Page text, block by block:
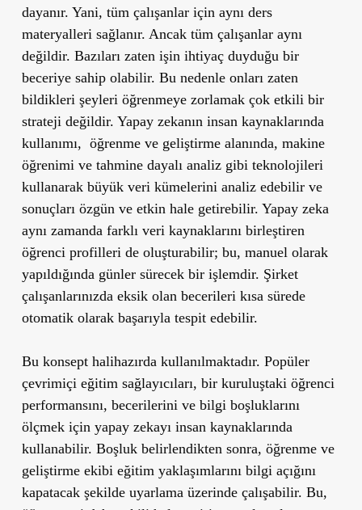
dayanır. Yani, tüm çalışanlar için aynı ders
materyalleri sağlanır. Ancak tüm çalışanlar aynı
değildir. Bazıları zaten işin ihtiyaç duyduğu bir
beceriye sahip olabilir. Bu nedenle onları zaten
bildikleri şeyleri öğrenmeye zorlamak çok etkili bir
strateji değildir. Yapay zekanın insan kaynaklarında
kullanımı, öğrenme ve geliştirme alanında, makine
öğrenimi ve tahmine dayalı analiz gibi teknolojileri
kullanarak büyük veri kümelerini analiz edebilir ve
sonuçları özgün ve etkin hale getirebilir. Yapay zeka
aynı zamanda farklı veri kaynaklarını birleştiren
öğrenci profilleri de oluşturabilir; bu, manuel olarak
yapıldığında günler sürecek bir işlemdir. Şirket
çalışanlarınızda eksik olan becerileri kısa sürede
otomatik olarak başarıyla tespit edebilir.
Bu konsept halihazırda kullanılmaktadır. Popüler
çevrimiçi eğitim sağlayıcıları, bir kuruluştaki öğrenci
performansını, becerilerini ve bilgi boşluklarını
ölçmek için yapay zekayı insan kaynaklarında
kullanabilir. Boşluk belirlendikten sonra, öğrenme ve
geliştirme ekibi eğitim yaklaşımlarını bilgi açığını
kapatacak şekilde uyarlama üzerinde çalışabilir. Bu,